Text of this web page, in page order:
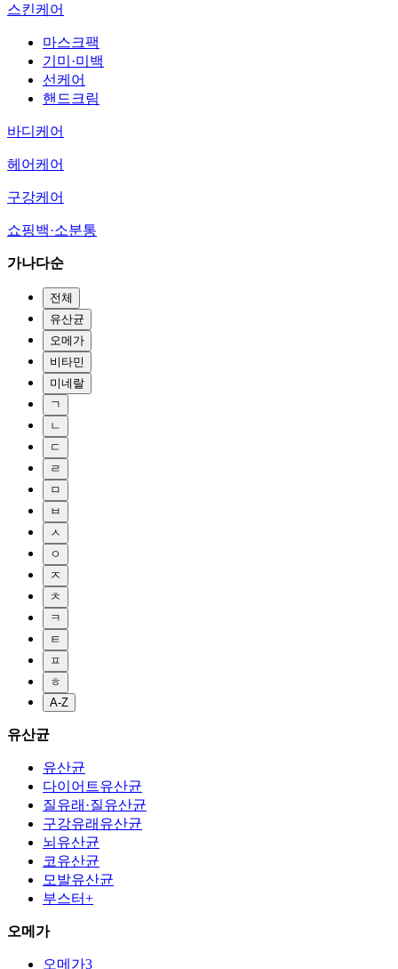
스킨케어
마스크팩
기미·미백
선케어
핸드크림
바디케어
헤어케어
구강케어
쇼핑백·소분통
가나다순
전체
유산균
오메가
비타민
미네랄
ㄱ
ㄴ
ㄷ
ㄹ
ㅁ
ㅂ
ㅅ
ㅇ
ㅈ
ㅊ
ㅋ
ㅌ
ㅍ
ㅎ
A-Z
유산균
유산균
다이어트유산균
질유래·질유산균
구강유래유산균
뇌유산균
코유산균
모발유산균
부스터+
오메가
오메가3